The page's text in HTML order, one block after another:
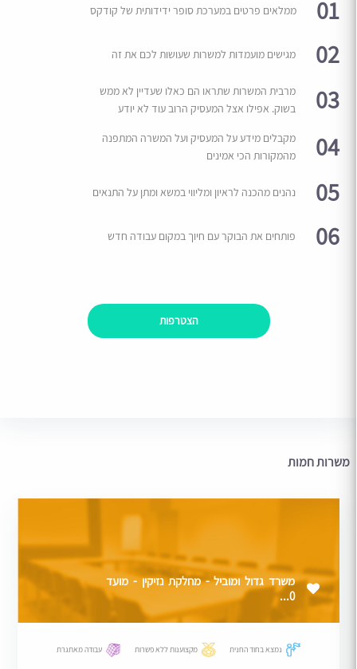
01 ממלאים פרטים במערכת סופר ידידותית של קודקס
02 מגישים מועמדות למשרות שעושות לכם את זה
03
מרבית המשרות שתראו הם כאלו שעדיין לא ממש
בשוק. אפילו אצל המעסיק הרוב עוד לא יודע
04
מקבלים מידע על המעסיק ועל המשרה המתפנה
מהמקורות הכי אמינים
05 נהנים מהכנה לראיון ומליווי במשא ומתן על התנאים
06 פותחים את הבוקר עם חיוך במקום עבודה חדש
הצטרפות
משרות חמות
משרד גדול ומוביל - מחלקת נזיקין - מועד
0...
נמצא בחוד החנית מקצוענות ללא פשרות עבודה מאתגרת